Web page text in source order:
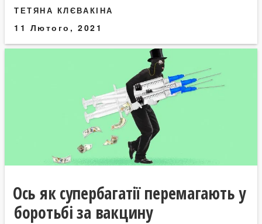
ТЕТЯНА КЛЄВАКІНА
11 Лютого, 2021
Ось як супербагатії перемагають у
боротьбі за вакцину